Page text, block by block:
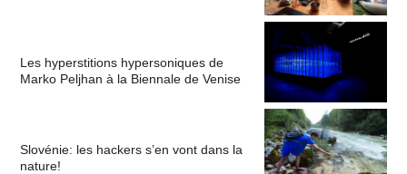
Les hyperstitions hypersoniques de
Marko Peljhan à la Biennale de Venise
Slovénie: les hackers s’en vont dans la
nature!